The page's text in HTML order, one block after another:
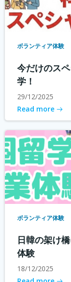
ボランティア体験
今だけのス
学！
29/12/2025
Read more
ボランティア体験
日韓の架け
体験
18/12/2025